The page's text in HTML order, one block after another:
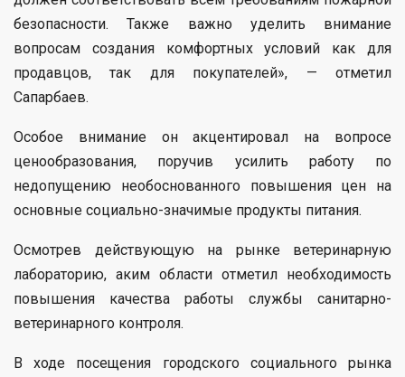
безопасности. Также важно уделить внимание
вопросам создания комфортных условий как для
продавцов, так для покупателей», — отметил
Сапарбаев.
Особое внимание он акцентировал на вопросе
ценообразования, поручив усилить работу по
недопущению необоснованного повышения цен на
основные социально-значимые продукты питания.
Осмотрев действующую на рынке ветеринарную
лабораторию, аким области отметил необходимость
повышения качества работы службы санитарно-
ветеринарного контроля.
В ходе посещения городского социального рынка